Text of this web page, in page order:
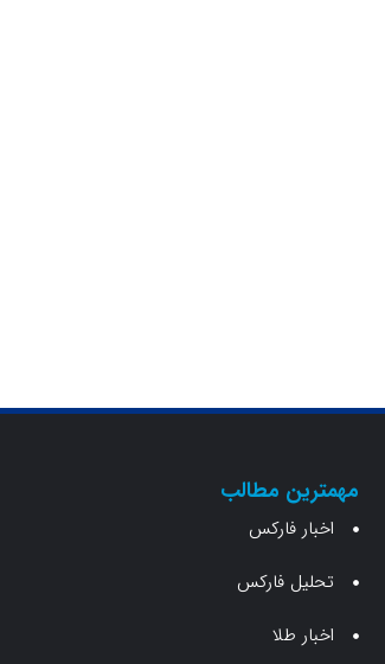
مهمترین مطالب
اخبار فارکس
تحلیل فارکس
اخبار طلا